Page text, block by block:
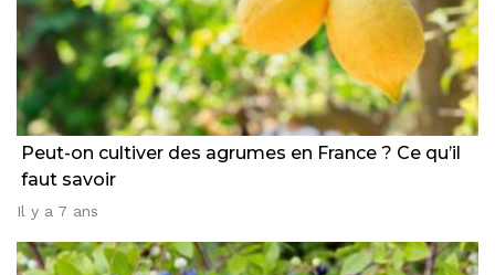
Peut-on cultiver des agrumes en France ? Ce qu’il
faut savoir
Il y a 7 ans